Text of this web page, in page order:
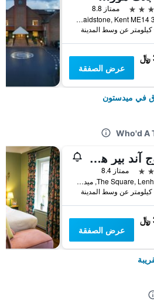
ممتاز 8.8
Pilgrims Way, Thurnham, Maidstone, Kent ME14 3LE, ميدستون, المملكة المتحدة
عرض الصفقة
في ميدستون
دوج آند بير هوتل
ممتاز 8.4
The Square, Lenham, ميدستون, المملكة المتحدة
عرض الصفقة